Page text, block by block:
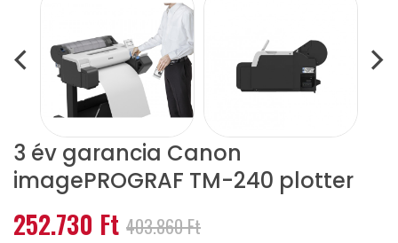
3 év garancia Canon
imagePROGRAF TM-240 plotter
252.730 Ft 403.860 Ft